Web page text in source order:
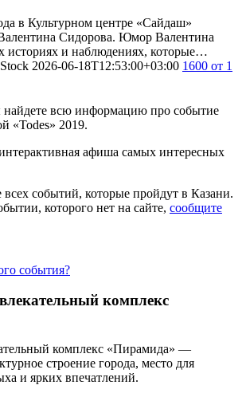
в Культурном центре «Сайдаш»
Валентина Сидорова. Юмор Валентина
историях и наблюдениях, которые…
2026-06-18T12:53:00+03:00 1600 от 1
всю информацию про событие
«Todes» 2019.
афиша самых интересных
всех событий, которые пройдут в Казани.
которого нет на сайте, сообщите
события?
комплекс
комплекс «Пирамида» —
строение города, место для
и ярких впечатлений.